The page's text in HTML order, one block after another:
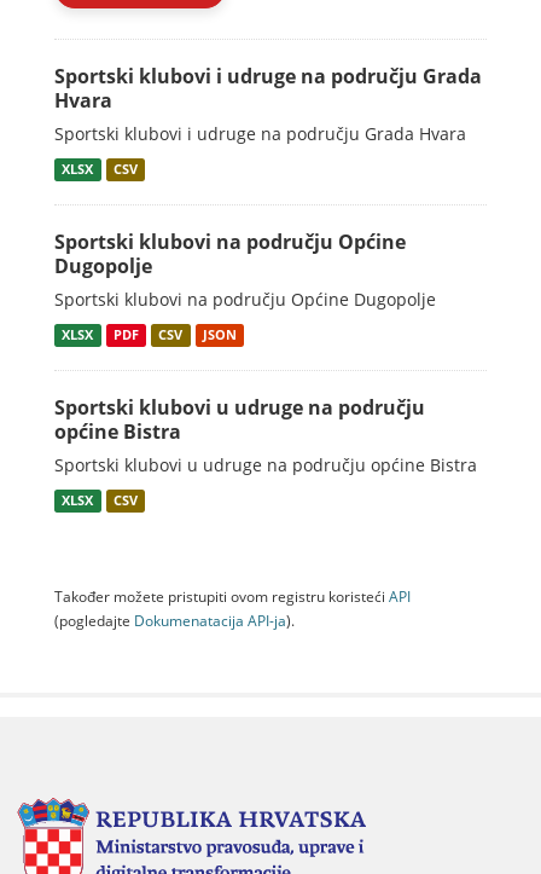
Sportski klubovi i udruge na području Grada
Hvara
Sportski klubovi i udruge na području Grada Hvara
XLSX CSV
Sportski klubovi na području Općine
Dugopolje
Sportski klubovi na području Općine Dugopolje
XLSX PDF CSV JSON
Sportski klubovi u udruge na području
općine Bistra
Sportski klubovi u udruge na području općine Bistra
XLSX CSV
Također možete pristupiti ovom registru koristeći API
(pogledajte Dokumenаtаcijа API-jа).